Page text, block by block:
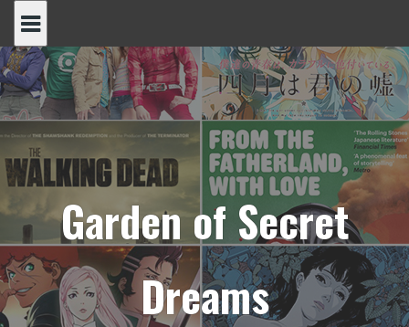
content
Garden of Secret
Dreams